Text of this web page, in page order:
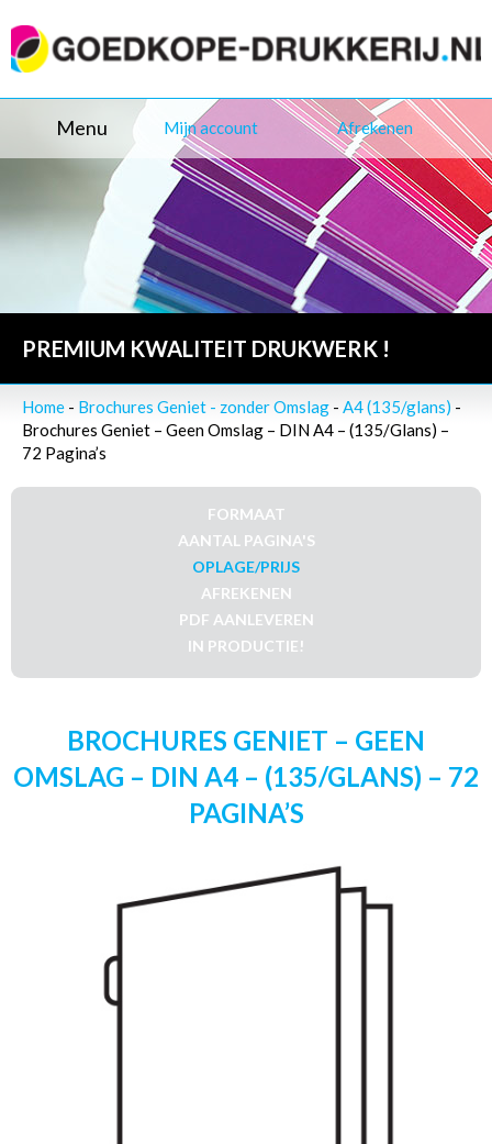
Menu Mijn account Afrekenen
PREMIUM KWALITEIT DRUKWERK !
Home - Brochures Geniet - zonder Omslag - A4 (135/glans) -
Brochures Geniet – Geen Omslag – DIN A4 – (135/Glans) –
72 Pagina’s
FORMAAT
AANTAL PAGINA'S
OPLAGE/PRIJS
AFREKENEN
PDF AANLEVEREN
IN PRODUCTIE!
BROCHURES GENIET – GEEN
OMSLAG – DIN A4 – (135/GLANS) – 72
PAGINA’S